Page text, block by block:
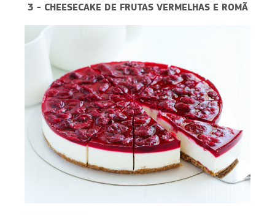
3 - CHEESECAKE DE FRUTAS VERMELHAS E ROMÃ